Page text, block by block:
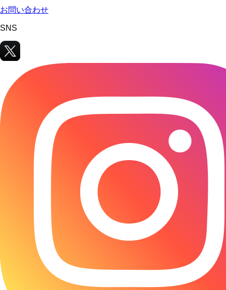
お問い合わせ
SNS